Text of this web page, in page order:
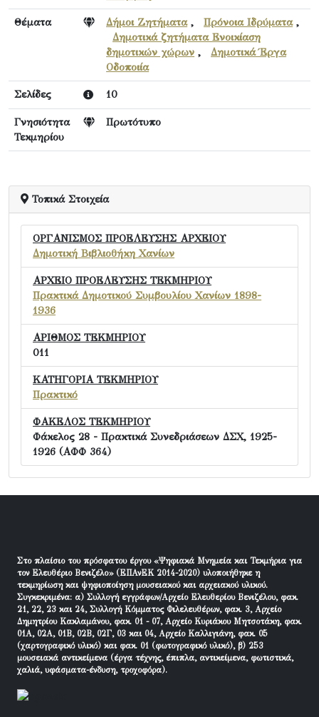
Θέματα Δήμοι Ζητήματα, Πρόνοια Ιδρύματα,
Δημοτικά ζητήματα Ενοικίαση
δημοτικών χώρων , Δημοτικά Έργα
Οδοποιία
Σελίδες 10
Γνησιότητα
Τεκμηρίου
Πρωτότυπο
Τοπικά Στοιχεία
ΟΡΓΑΝΙΣΜΟΣ ΠΡΟΕΛΕΥΣΗΣ ΑΡΧΕΙΟΥ
Δημοτική Βιβλιοθήκη Χανίων
ΑΡΧΕΙΟ ΠΡΟΕΛΕΥΣΗΣ ΤΕΚΜΗΡΙΟΥ
Πρακτικά Δημοτικού Συμβουλίου Χανίων 1898-
1936
ΑΡΙΘΜΟΣ ΤΕΚΜΗΡΙΟΥ
011
ΚΑΤΗΓΟΡΙΑ ΤΕΚΜΗΡΙΟΥ
Πρακτικό
ΦΑΚΕΛΟΣ ΤΕΚΜΗΡΙΟΥ
Φάκελος 28 - Πρακτικά Συνεδριάσεων ΔΣΧ, 1925-
1926 (ΑΦΦ 364)
Στο πλαίσιο του πρόσφατου έργου «Ψηφιακά Μνημεία και Τεκμήρια για
τον Ελευθέριο Βενιζέλο» (ΕΠΑνΕΚ 2014-2020) υλοποιήθηκε η
τεκμηρίωση και ψηφιοποίηση μουσειακού και αρχειακού υλικού.
Συγκεκριμένα: α) Συλλογή εγγράφων/Αρχείο Ελευθερίου Βενιζέλου, φακ.
21, 22, 23 και 24, Συλλογή Κόμματος Φιλελευθέρων, φακ. 3, Αρχείο
Δημητρίου Κακλαμάνου, φακ. 01 - 07, Αρχείο Κυριάκου Μητσοτάκη, φακ.
01Α, 02Α, 01Β, 02Β, 02Γ, 03 και 04, Αρχείο Καλλιγιάνη, φακ. 05
(χαρτογραφικό υλικό) και φακ. 01 (φωτογραφικό υλικό), β) 253
μουσειακά αντικείμενα (έργα τέχνης, έπιπλα, αντικείμενα, φωτιστικά,
χαλιά, υφάσματα-ένδυση, τροχοφόρα).